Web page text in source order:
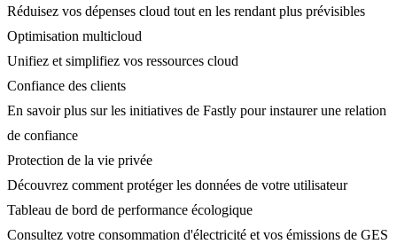
Réduisez vos dépenses cloud tout en les rendant plus prévisibles
Optimisation multicloud
Unifiez et simplifiez vos ressources cloud
Confiance des clients
En savoir plus sur les initiatives de Fastly pour instaurer une relation
de confiance
Protection de la vie privée
Découvrez comment protéger les données de votre utilisateur
Tableau de bord de performance écologique
Consultez votre consommation d'électricité et vos émissions de GES